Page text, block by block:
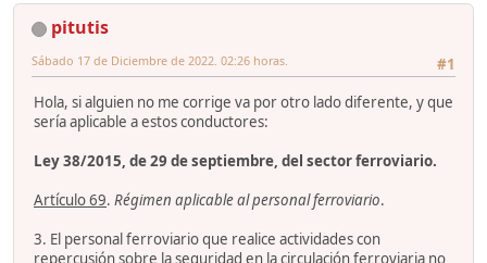
pitutis
#1
Sábado 17 de Diciembre de 2022. 02:26 horas.
Hola, si alguien no me corrige va por otro lado diferente, y que
sería aplicable a estos conductores:
Ley 38/2015, de 29 de septiembre, del sector ferroviario.
Artículo 69. Régimen aplicable al personal ferroviario.
3. El personal ferroviario que realice actividades con
repercusión sobre la seguridad en la circulación ferroviaria no